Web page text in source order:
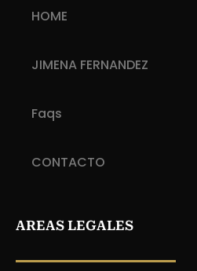
HOME
JIMENA FERNANDEZ
Faqs
CONTACTO
AREAS LEGALES